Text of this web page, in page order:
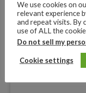
We use cookies on
relevant experience
and repeat visits. By
use of ALL the
Do not sell my
Cookie settings